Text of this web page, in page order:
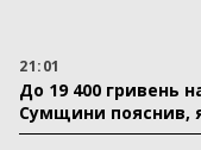
21:01
До 19 400 гривень
Сумщини пояснив,